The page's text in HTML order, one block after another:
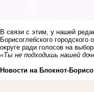
В связи с этим, у нашей
Борисоглебского
округе ради голосов на
«Ты не подходишь нашей
Новости на Блoкнoт-